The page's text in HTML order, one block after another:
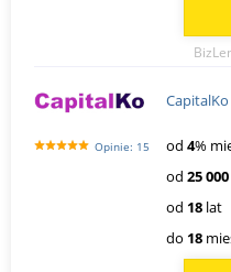
Opinie: 15
CapitalKo
od 4%
od 25 000
od 18 lat
do 18